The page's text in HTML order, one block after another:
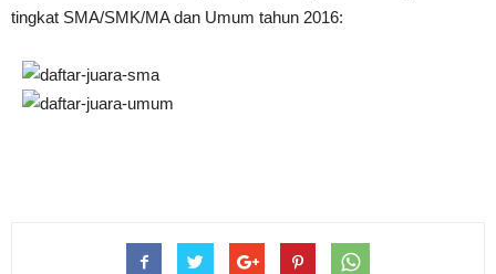
tingkat SMA/SMK/MA dan Umum tahun 2016: